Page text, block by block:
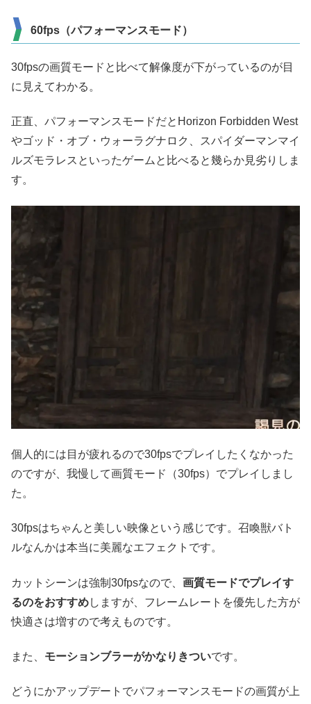
60fps（パフォーマンスモード）
30fpsの画質モードと比べて解像度が下がっているのが目
に見えてわかる。
正直、パフォーマンスモードだとHorizon Forbidden West
やゴッド・オブ・ウォーラグナロク、スパイダーマンマイ
ルズモラレスといったゲームと比べると幾らか見劣りしま
す。
個人的には目が疲れるので30fpsでプレイしたくなかった
のですが、我慢して画質モード（30fps）でプレイしまし
た。
30fpsはちゃんと美しい映像という感じです。召喚獣バト
ルなんかは本当に美麗なエフェクトです。
カットシーンは強制30fpsなので、 画質モードでプレイす
るのをおすすめしますが、フレームレートを優先した方が
快適さは増すので考えものです。
また、 モーションブラーがかなりきついです。
どうにかアップデートでパフォーマンスモードの画質が上